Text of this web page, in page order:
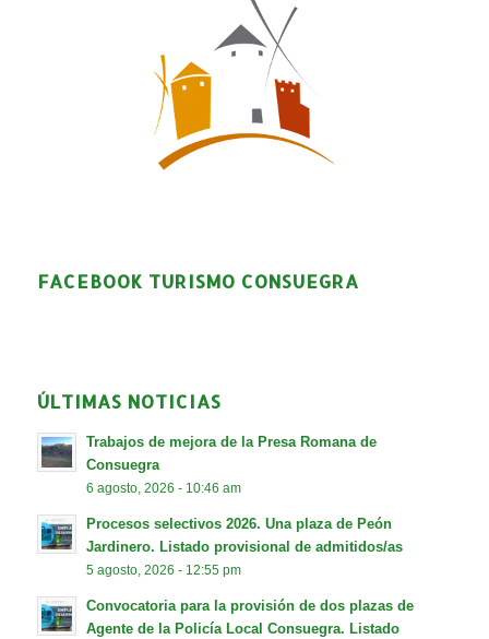
FACEBOOK TURISMO CONSUEGRA
ÚLTIMAS NOTICIAS
Trabajos de mejora de la Presa Romana de
Consuegra
6 agosto, 2026 - 10:46 am
Procesos selectivos 2026. Una plaza de Peón
Jardinero. Listado provisional de admitidos/as
5 agosto, 2026 - 12:55 pm
Convocatoria para la provisión de dos plazas de
Agente de la Policía Local Consuegra. Listado